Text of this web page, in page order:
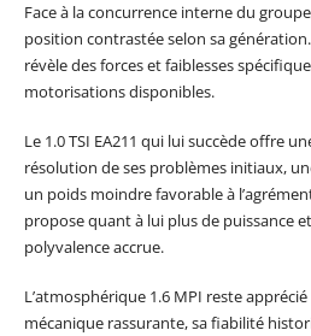
Face à la concurrence interne du
position contrastée selon sa
révèle des forces et faiblesses
motorisations disponibles.
Le 1.0 TSI EA211 qui lui succède offre
résolution de ses problèmes initiaux,
un poids moindre favorable à
propose quant à lui plus de puissance
polyvalence accrue.
L’atmosphérique 1.6 MPI reste
mécanique rassurante, sa fiabilité